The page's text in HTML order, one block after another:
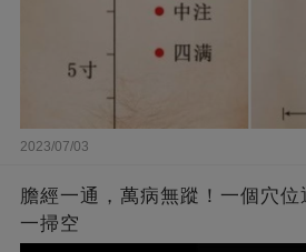
2023/07/03
膽經一通，萬病無蹤！一個穴
一掃空